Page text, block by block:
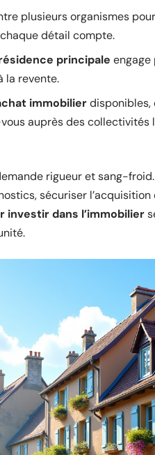
plusieurs organismes
détail compte.
principale engage
la revente.
immobilierdisponibles,
auprès des collectivités
rigueur et sang-froid.
sécuriser
investir dans l’immobilier